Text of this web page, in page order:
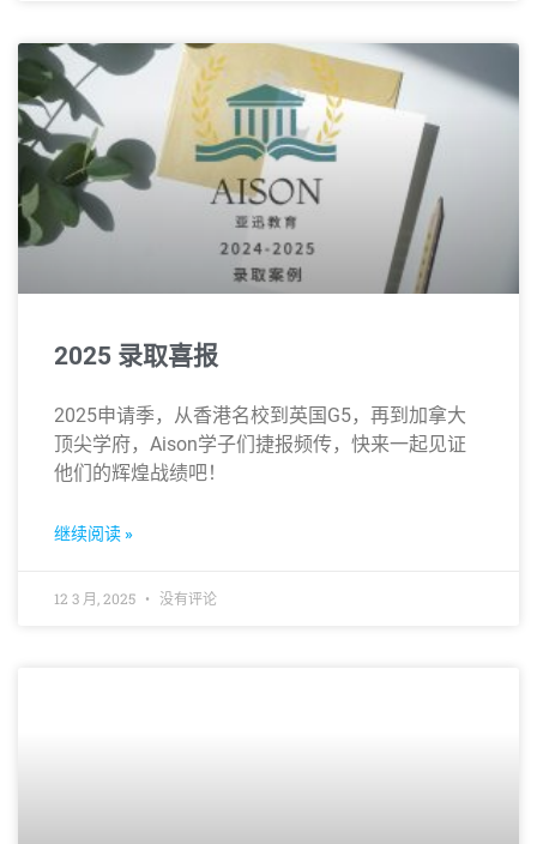
2025 录取喜报
2025申请季，从香港名校到英国G5，再到加拿大
顶尖学府，Aison学子们捷报频传，快来一起见证
他们的辉煌战绩吧！
继续阅读 »
12 3 月, 2025 没有评论